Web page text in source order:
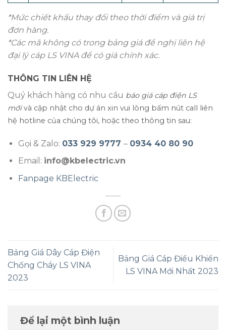
*Mức chiết khấu thay đổi theo thời điểm và giá trị
đơn hàng.
*Các mã không có trong bảng giá đề nghị liên hệ
đại lý cáp LS VINA để có giá chính xác.
THÔNG TIN LIÊN HỆ
Quý khách hàng có nhu cầu báo giá cáp điện LS
mớivà cập nhật cho dự án xin vui lòng bấm nút call liên
hệ hotline của chúng tôi, hoặc theo thông tin sau:
Gọi & Zalo: 033 929 9777 – 0934 40 80 90
Email: info@kbelectric.vn
Fanpage KBElectric
Bảng Giá Dây Cáp Điện
Chống Cháy LS VINA
2023
Bảng Giá Cáp Điều Khiển
LS VINA Mới Nhất 2023
Để lại một bình luận